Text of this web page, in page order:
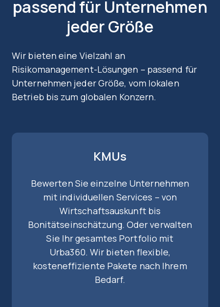
passend für Unternehmen
jeder Größe
Wir bieten eine Vielzahl an
Risikomanagement-Lösungen – passend für
Unternehmen jeder Größe, vom lokalen
Betrieb bis zum globalen Konzern.
KMUs
Bewerten Sie einzelne Unternehmen
mit individuellen Services – von
Wirtschaftsauskunft bis
Bonitätseinschätzung. Oder verwalten
Sie Ihr gesamtes Portfolio mit
Urba360. Wir bieten flexible,
kosteneffiziente Pakete nach Ihrem
Bedarf.